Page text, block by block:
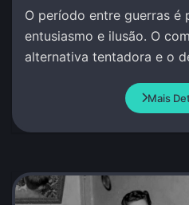
O período entre guerras
entusiasmo e ilusão. O
alternativa tentadora e o
Mais